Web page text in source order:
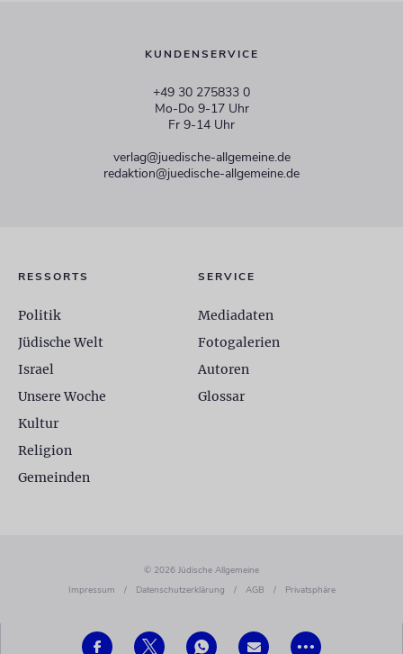
•••
KUNDENSERVICE
+49 30 275833 0
Mo-Do 9-17 Uhr
Fr 9-14 Uhr
verlag@juedische-allgemeine.de
redaktion@juedische-allgemeine.de
RESSORTS
Politik
Jüdische Welt
Israel
Unsere Woche
Kultur
Religion
Gemeinden
SERVICE
Mediadaten
Fotogalerien
Autoren
Glossar
© 2026 Jüdische Allgemeine
Impressum
/ Datenschutzerklärung / AGB / Privatsphäre